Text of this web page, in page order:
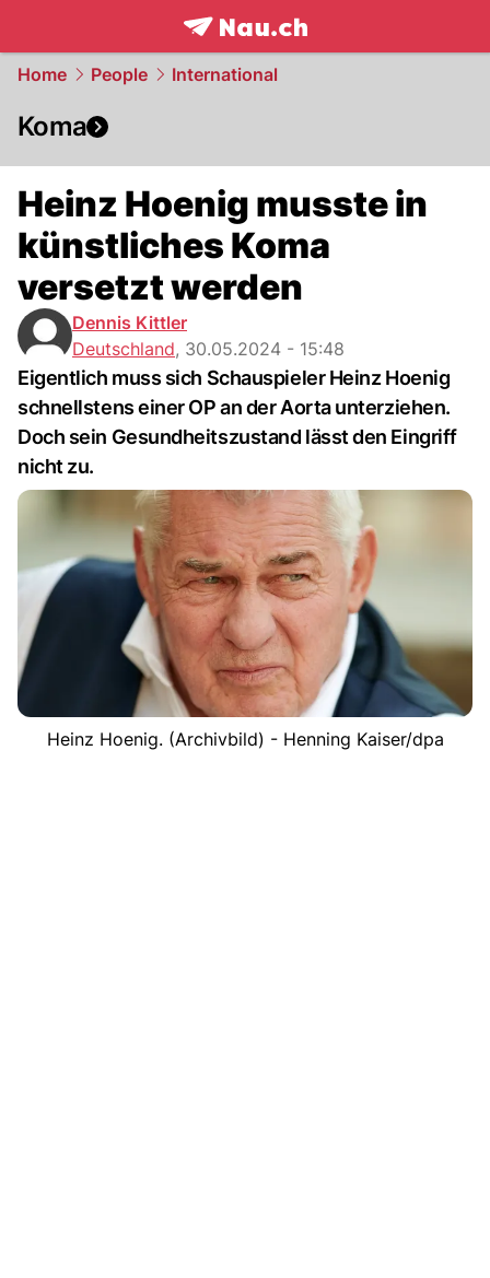
frontpage.NAU.ch
Home People International
Koma
Heinz Hoenig musste in
künstliches Koma
versetzt werden
Dennis Kittler
Deutschland, 30.05.2024 - 15:48
Eigentlich muss sich Schauspieler Heinz Hoenig
schnellstens einer OP an der Aorta unterziehen.
Doch sein Gesundheitszustand lässt den Eingriff
nicht zu.
Heinz Hoenig. (Archivbild) - Henning Kaiser/dpa